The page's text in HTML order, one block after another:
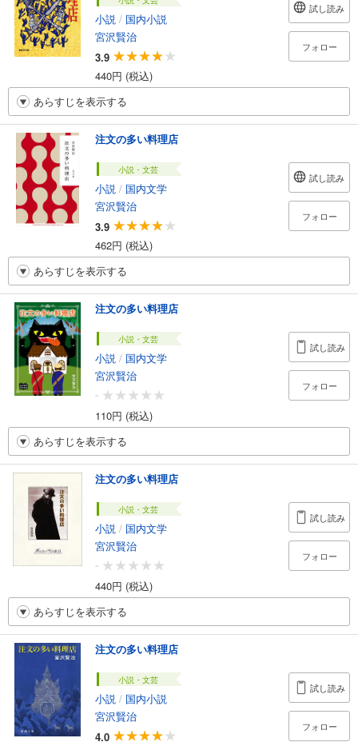
小説 / 国内小説
宮沢賢治
3.9
440円 (税込)
試し読み
フォロー
あらすじを表示する
注文の多い料理店
小説・文芸
小説 / 国内文学
宮沢賢治
3.9
462円 (税込)
試し読み
フォロー
あらすじを表示する
注文の多い料理店
小説・文芸
小説 / 国内文学
宮沢賢治
-
110円 (税込)
試し読み
フォロー
あらすじを表示する
注文の多い料理店
小説・文芸
小説 / 国内文学
宮沢賢治
-
440円 (税込)
試し読み
フォロー
あらすじを表示する
注文の多い料理店
小説・文芸
小説 / 国内小説
宮沢賢治
4.0
試し読み
フォロー